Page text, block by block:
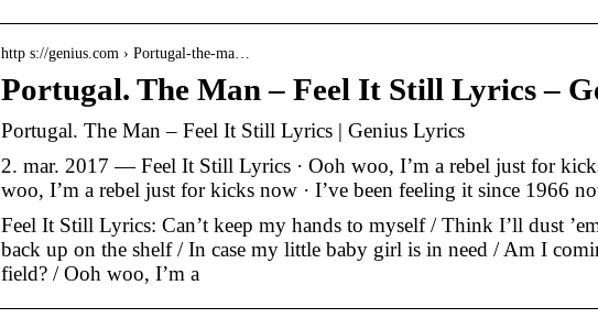
http s://genius.com › Portugal-the-ma…
Portugal. The Man – Feel It Still Lyrics –
Portugal. The Man – Feel It Still Lyrics | Genius Lyrics
2. mar. 2017 — Feel It Still Lyrics · Ooh woo, I’m a rebel just for
woo, I’m a rebel just for kicks now · I’ve been feeling it since 1966
Feel It Still Lyrics: Can’t keep my hands to myself / Think I’ll dust
back up on the shelf / In case my little baby girl is in need / Am I
field? / Ooh woo, I’m a